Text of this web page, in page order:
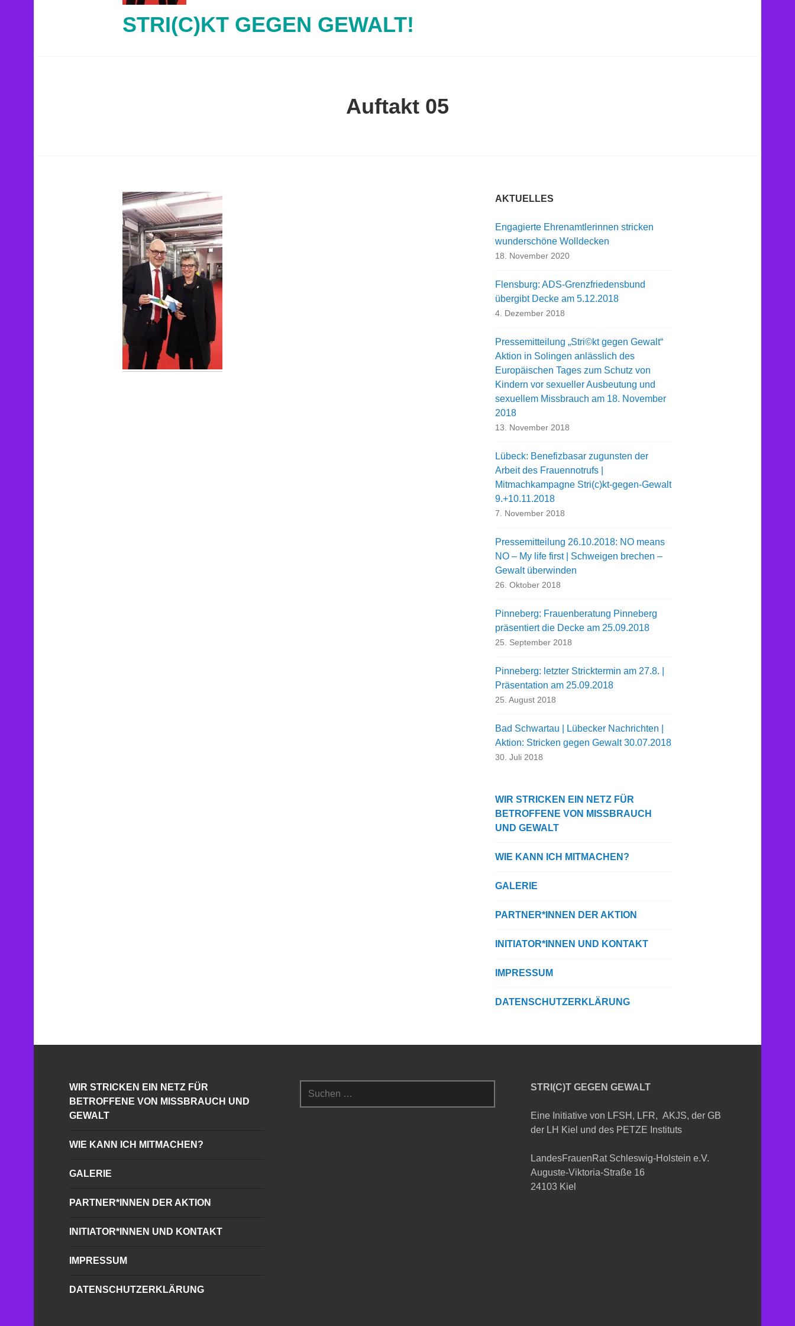
STRI(C)KT GEGEN GEWALT!
Auftakt 05
AKTUELLES
Engagierte Ehrenamtlerinnen stricken
wunderschöne Wolldecken
18. November 2020
Flensburg: ADS-Grenzfriedensbund
übergibt Decke am 5.12.2018
4. Dezember 2018
Pressemitteilung „Stri©kt gegen Gewalt“
Aktion in Solingen anlässlich des
Europäischen Tages zum Schutz von
Kindern vor sexueller Ausbeutung und
sexuellem Missbrauch am 18. November
2018
13. November 2018
Lübeck: Benefizbasar zugunsten der
Arbeit des Frauennotrufs |
Mitmachkampagne Stri(c)kt-gegen-Gewalt
9.+10.11.2018
7. November 2018
Pressemitteilung 26.10.2018: NO means
NO – My life first | Schweigen brechen –
Gewalt überwinden
26. Oktober 2018
Pinneberg: Frauenberatung Pinneberg
präsentiert die Decke am 25.09.2018
25. September 2018
Pinneberg: letzter Stricktermin am 27.8. |
Präsentation am 25.09.2018
25. August 2018
Bad Schwartau | Lübecker Nachrichten |
Aktion: Stricken gegen Gewalt 30.07.2018
30. Juli 2018
WIR STRICKEN EIN NETZ FÜR
BETROFFENE VON MISSBRAUCH
UND GEWALT
WIE KANN ICH MITMACHEN?
GALERIE
PARTNER*INNEN DER AKTION
INITIATOR*INNEN UND KONTAKT
IMPRESSUM
DATENSCHUTZERKLÄRUNG
WIR STRICKEN EIN NETZ FÜR
BETROFFENE VON MISSBRAUCH UND
GEWALT
WIE KANN ICH MITMACHEN?
GALERIE
PARTNER*INNEN DER AKTION
INITIATOR*INNEN UND KONTAKT
IMPRESSUM
DATENSCHUTZERKLÄRUNG
STRI(C)T GEGEN GEWALT
Eine Initiative von LFSH, LFR, AKJS, der GB
der LH Kiel und des PETZE Instituts
LandesFrauenRat Schleswig-Holstein e.V.
Auguste-Viktoria-Straße 16
24103 Kiel